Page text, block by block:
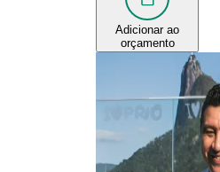
Adicionar ao
orçamento